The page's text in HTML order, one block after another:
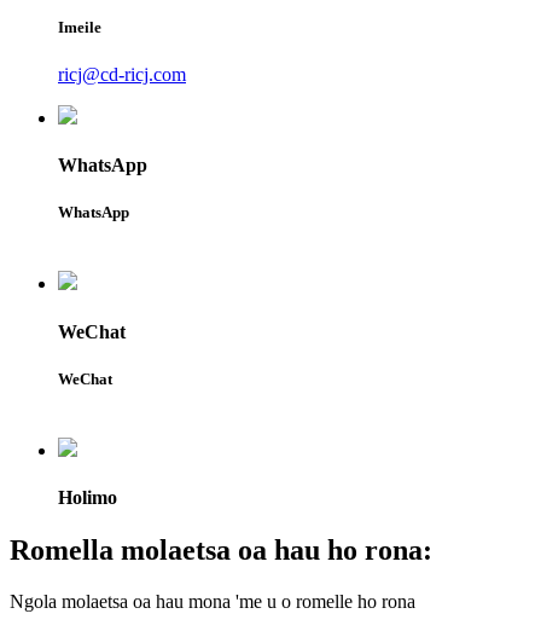
Imeile
ricj@cd-ricj.com
WhatsApp
WhatsApp
WeChat
WeChat
Holimo
Romella molaetsa oa hau ho rona:
Ngola molaetsa oa hau mona 'me u o romelle ho rona